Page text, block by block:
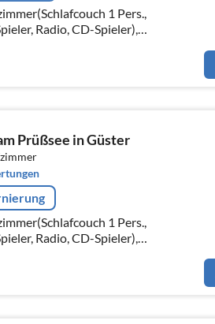
1 Pers.,
Radio, CD-Spieler),
Toaster, Kochherd(4 Kochplatten,
Prüßsee in Güster
1 Pers.,
Radio, CD-Spieler),
Toaster, Kochherd(4 Kochplatten,